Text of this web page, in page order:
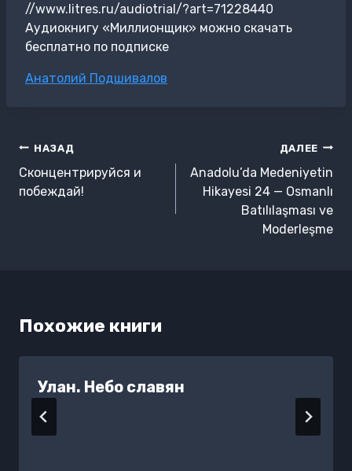
//www.litres.ru/audiotrial/?art=71228440
Аудиокнигу «Миллионщик» можно скачать
бесплатно по подписке
Метки
Анатолий Подшивалов
Навигация
по
записям
НАЗАД
Сконцентрируйся и
побеждай!
ДАЛЕЕ
Anadolu’da Medeniyetin
Hikayesi 24 — Osmanlı
Batılılaşması ve
Moderleşme
Похожие книги
Улан. Небо славян